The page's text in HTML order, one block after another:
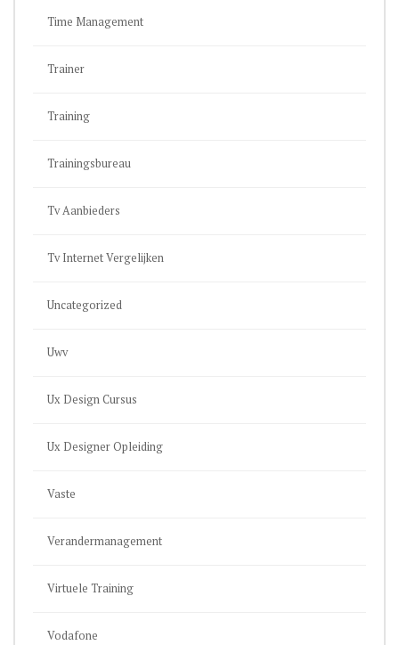
Time Management
Trainer
Training
Trainingsbureau
Tv Aanbieders
Tv Internet Vergelijken
Uncategorized
Uwv
Ux Design Cursus
Ux Designer Opleiding
Vaste
Verandermanagement
Virtuele Training
Vodafone